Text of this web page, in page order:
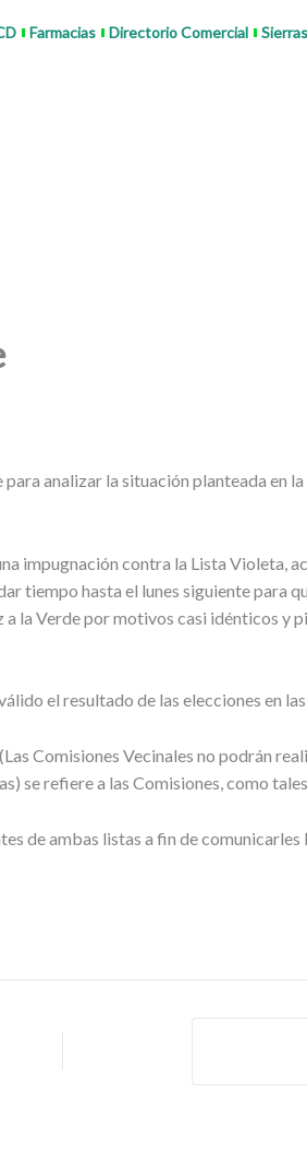
Farmacias Directorio Comercial
analizar la situación planteada en
impugnación contra la Lista Violeta,
tiempo hasta el lunes siguiente para
la Verde por motivos casi idénticos y
el resultado de las elecciones en
Comisiones Vecinales no podrán
refiere a las Comisiones, como
de ambas listas a fin de